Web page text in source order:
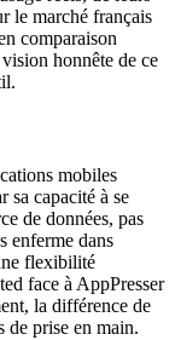
le marché français
comparaison
honnête de ce
mobiles
sa capacité à se
de données, pas
enferme dans
flexibilité
face à AppPresser
la différence de
de prise en main.